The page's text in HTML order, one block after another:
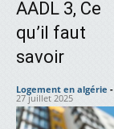
AADL 3, Ce
qu’il faut
savoir
Logement en algérie -
27 juillet 2025